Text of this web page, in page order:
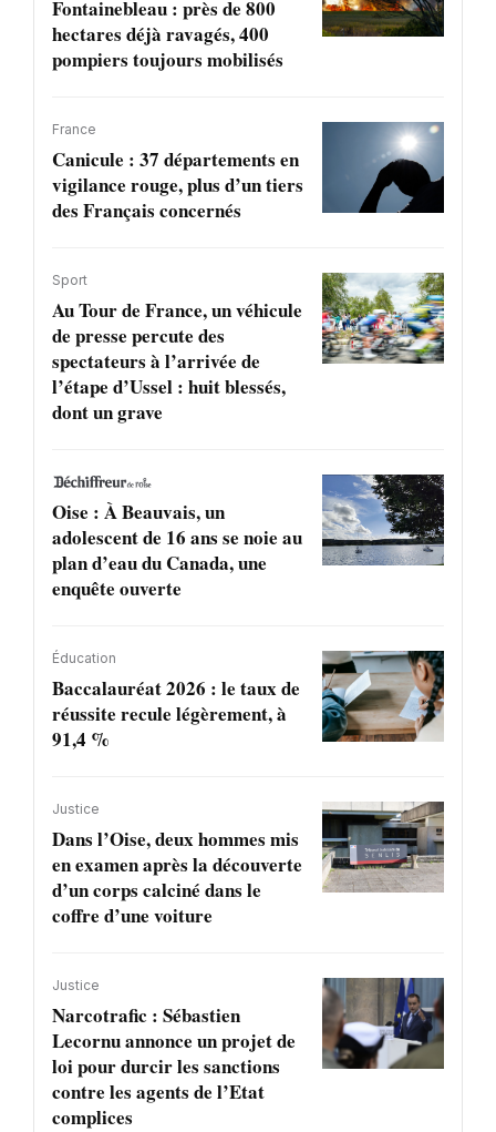
Fontainebleau : près de 800
hectares déjà ravagés, 400
pompiers toujours mobilisés
France
Canicule : 37 départements en
vigilance rouge, plus d’un tiers
des Français concernés
Sport
Au Tour de France, un véhicule
de presse percute des
spectateurs à l’arrivée de
l’étape d’Ussel : huit blessés,
dont un grave
Oise : À Beauvais, un
adolescent de 16 ans se noie au
plan d’eau du Canada, une
enquête ouverte
Éducation
Baccalauréat 2026 : le taux de
réussite recule légèrement, à
91,4 %
Justice
Dans l’Oise, deux hommes mis
en examen après la découverte
d’un corps calciné dans le
coffre d’une voiture
Justice
Narcotrafic : Sébastien
Lecornu annonce un projet de
loi pour durcir les sanctions
contre les agents de l’Etat
complices